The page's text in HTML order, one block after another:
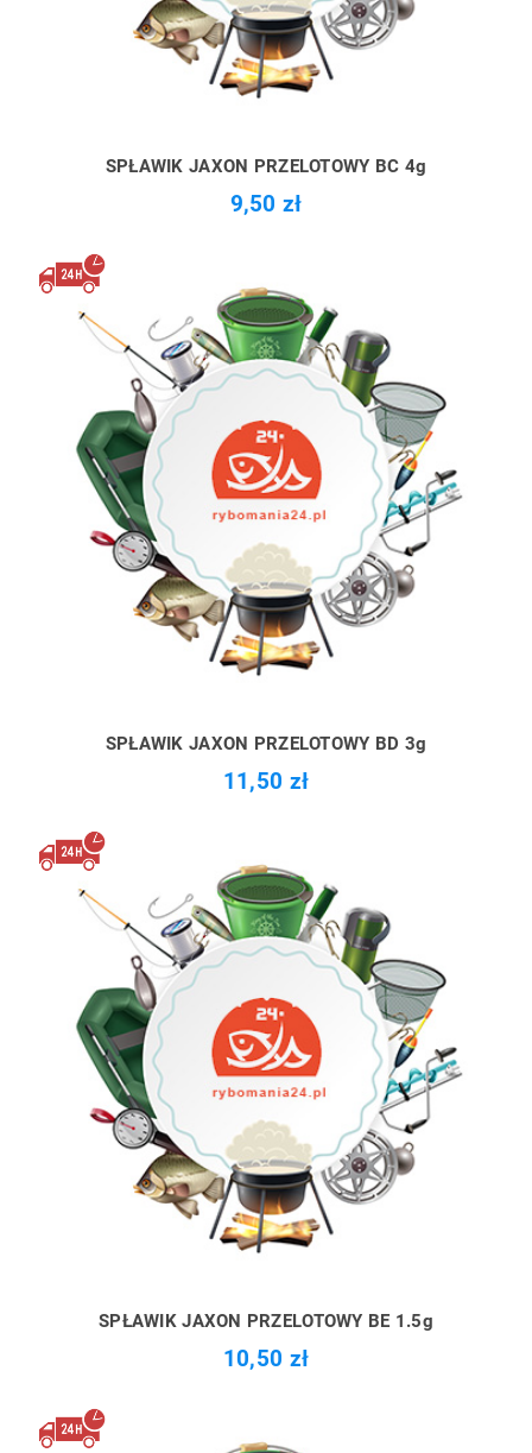
SPŁAWIK JAXON PRZELOTOWY BC 4g
9,50 zł
SPŁAWIK JAXON PRZELOTOWY BD 3g
11,50 zł
SPŁAWIK JAXON PRZELOTOWY BE 1.5g
10,50 zł